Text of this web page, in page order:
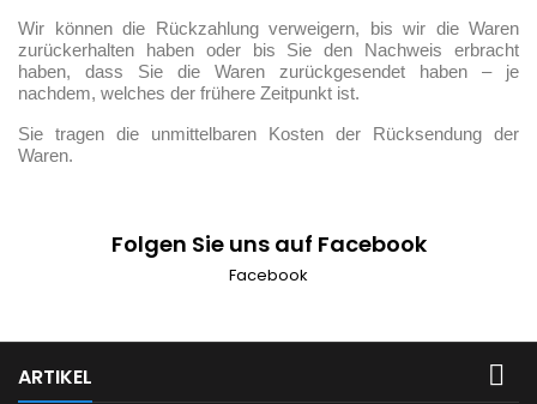
Wir können die Rückzahlung verweigern, bis wir die Waren
zurückerhalten haben oder bis Sie den Nachweis erbracht
haben, dass Sie die Waren zurückgesendet haben – je
nachdem, welches der frühere Zeitpunkt ist.
Sie tragen die unmittelbaren Kosten der Rücksendung der
Waren.
Folgen Sie uns auf Facebook
Facebook
ARTIKEL 